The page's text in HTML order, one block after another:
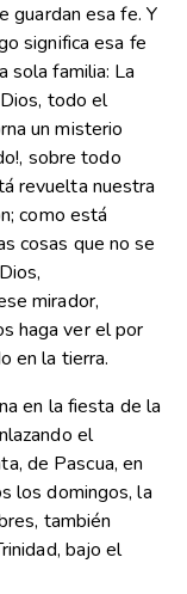
guardan esa fe. Y
significa esa fe
sola familia: La
todo el
un misterio
sobre todo
revuelta nuestra
como está
cosas que no se
mirador,
haga ver el por
en la tierra.
en la fiesta de la
el
de Pascua, en
los domingos, la
también
bajo el